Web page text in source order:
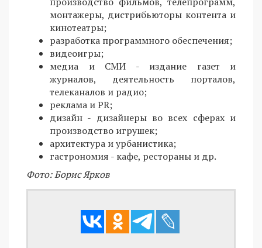
монтажеры, дистрибьюторы контента и
кинотеатры;
разработка программного обеспечения;
видеоигры;
медиа и СМИ - издание газет и
журналов, деятельность порталов,
телеканалов и радио;
реклама и PR;
дизайн - дизайнеры во всех сферах и
производство игрушек;
архитектура и урбанистика;
гастрономия - кафе, рестораны и др.
Фото: Борис Ярков